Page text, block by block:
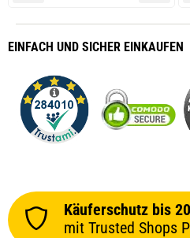
EINFACH UND SICHER EINKAUFEN
Käuferschutz bis
mit Trusted Shops